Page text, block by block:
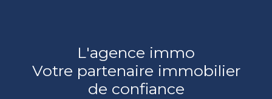
L'agence immo
Votre partenaire immobilier
de confiance